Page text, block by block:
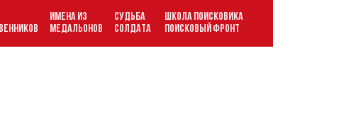
ИМЕНА ИЗ
МЕДАЛЬОНОВ
СУДЬБА
СОЛДАТА
ШКОЛА ПОИСКОВИКА
ПОИСКОВЫЙ ФРОНТ